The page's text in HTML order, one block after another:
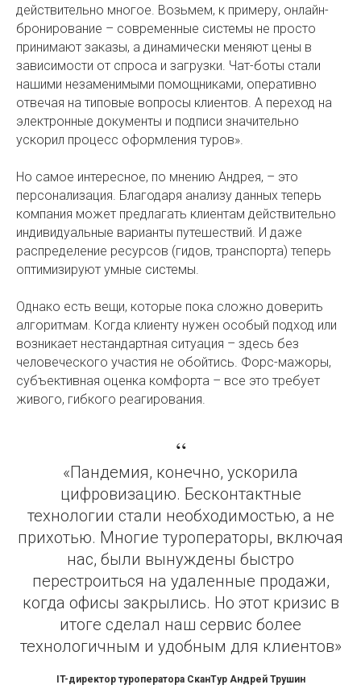
действительно многое. Возьмем, к примеру, онлайн-
бронирование – современные системы не просто
принимают заказы, а динамически меняют цены в
зависимости от спроса и загрузки. Чат-боты стали
нашими незаменимыми помощниками, оперативно
отвечая на типовые вопросы клиентов. А переход на
электронные документы и подписи значительно
ускорил процесс оформления туров».
Но самое интересное, по мнению Андрея, – это
персонализация. Благодаря анализу данных теперь
компания может предлагать клиентам действительно
индивидуальные варианты путешествий. И даже
распределение ресурсов (гидов, транспорта) теперь
оптимизируют умные системы.
Однако есть вещи, которые пока сложно доверить
алгоритмам. Когда клиенту нужен особый подход или
возникает нестандартная ситуация – здесь без
человеческого участия не обойтись. Форс-мажоры,
субъективная оценка комфорта – все это требует
живого, гибкого реагирования.
“
«Пандемия, конечно, ускорила
цифровизацию. Бесконтактные
технологии стали необходимостью, а не
прихотью. Многие туроператоры, включая
нас, были вынуждены быстро
перестроиться на удаленные продажи,
когда офисы закрылись. Но этот кризис в
итоге сделал наш сервис более
технологичным и удобным для клиентов»
IT-директор туроператора СканТур Андрей Трушин